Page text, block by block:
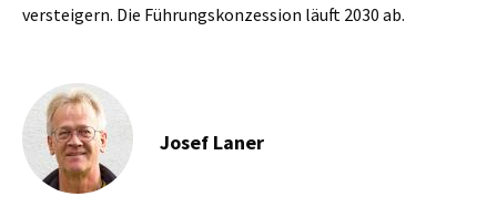
versteigern. Die Führungskonzession läuft 2030 ab.
Josef Laner